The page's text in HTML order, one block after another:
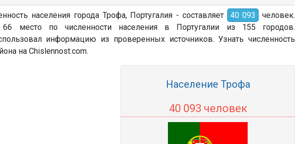
населения города Трофа, Португалия - составляет 40 093
человек.
место по численности населения в Португалии из 155 городов.
информацию из проверенных источников. Узнать численность
на Chislennost.com.
Население Трофа
40 093 человек